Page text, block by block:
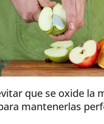
que se oxide la
mantenerlas